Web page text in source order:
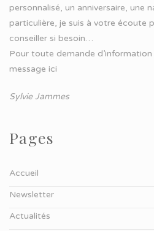
personnalisé, un anniversaire, une
particulière, je suis à votre écoute
conseiller si besoin…
Pour toute demande d’information
message ici
Sylvie Jammes
Pages
Accueil
Newsletter
Actualités